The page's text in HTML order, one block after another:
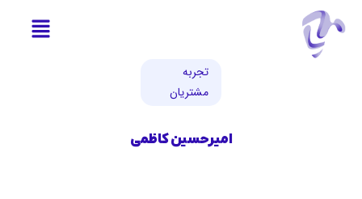
تجربه
مشتریان
امیرحسین کاظمی